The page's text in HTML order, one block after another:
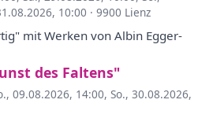
10:00 · 9900 Lienz
mit Werken von Albin Egger-
des Faltens"
09.08.2026, 14:00, So., 30.08.2026,